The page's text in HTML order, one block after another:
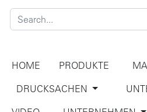
HOME PRODUKTE
DRUCKSACHEN